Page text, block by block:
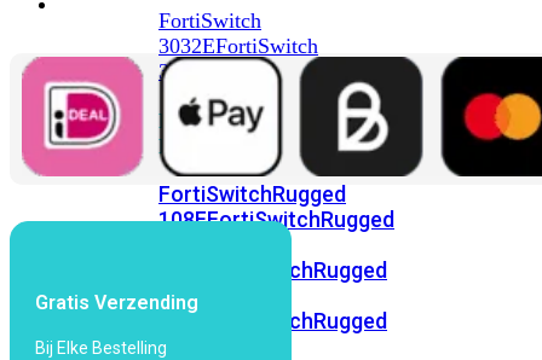
FortiSwitch
3032EFortiSwitch
3032G
FortiSwitch
Ruggedized
FortiSwitchRugged
108FFortiSwitchRugged
FortiSwitchRugged
216F-
POE
FortiSwitchRugged
424F-
Gratis Verzending
Bij Elke Bestelling